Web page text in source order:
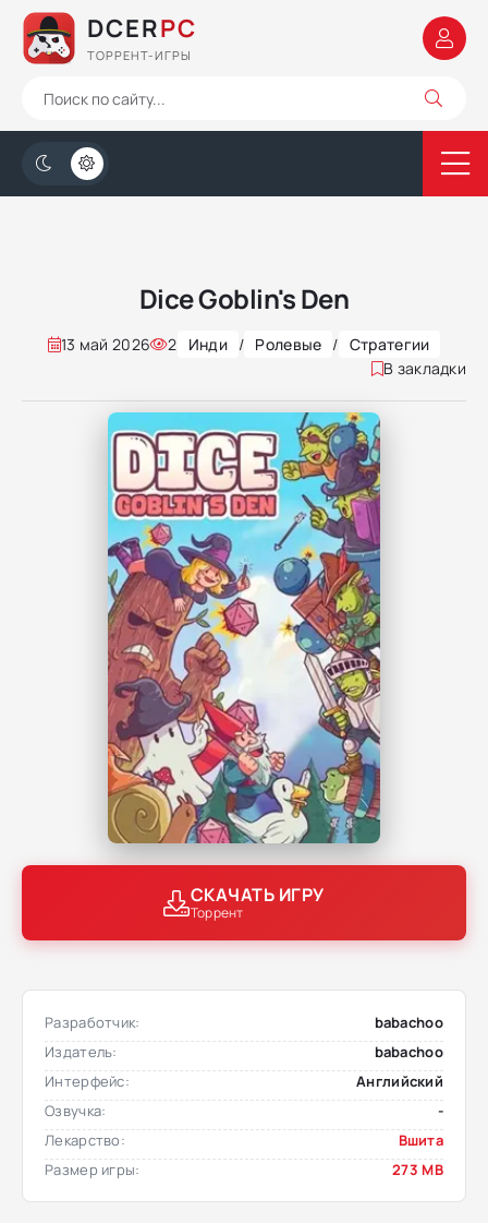
DCERPC
ТОРРЕНТ-ИГРЫ
Dice Goblin's Den
13 май 2026 2 Инди / Ролевые / Стратегии
В закладки
СКАЧАТЬ ИГРУ
Торрент
Разработчик:
babachoo
Издатель:
babachoo
Интерфейс:
Английский
Озвучка:
-
Лекарство:
Вшита
Размер игры:
273 MB